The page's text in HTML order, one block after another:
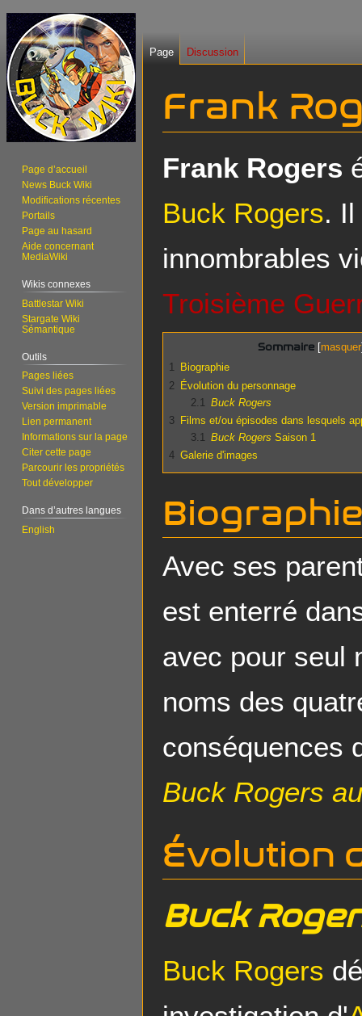
Frank
navigation
recherche
Frank Rogers
Buck Rogers.
innombrables
Troisième
Sommaire
1 Biographie
2
Évolution du personnage
2.1
Buck Rogers
3 Films et/ou épisodes dans lesquels
3.1 Buck Rogers Saison 1
4 Galerie d'images
Avec ses
est enterré
avec pour seul
noms des
conséquences
Buck Rogers
Évolution
Buck
Buck Rogers
Page Discussion
Page d’accueil
News Buck Wiki
Modifications récentes
Portails
Page au hasard
Aide concernant
MediaWiki
Wikis connexes
Battlestar Wiki
Stargate Wiki
Sémantique
Outils
Pages liées
Suivi des pages liées
Version imprimable
Lien permanent
Informations sur la page
Citer cette page
Parcourir les propriétés
Tout développer
Dans d’autres langues
English